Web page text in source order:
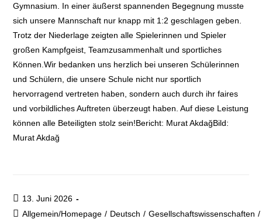
Gymnasium. In einer äußerst spannenden Begegnung musste
sich unsere Mannschaft nur knapp mit 1:2 geschlagen geben.
Trotz der Niederlage zeigten alle Spielerinnen und Spieler
großen Kampfgeist, Teamzusammenhalt und sportliches
Können.Wir bedanken uns herzlich bei unseren Schülerinnen
und Schülern, die unsere Schule nicht nur sportlich
hervorragend vertreten haben, sondern auch durch ihr faires
und vorbildliches Auftreten überzeugt haben. Auf diese Leistung
können alle Beteiligten stolz sein!Bericht: Murat AkdağBild:
Murat Akdağ
13. Juni 2026
Allgemein/Homepage / Deutsch / Gesellschaftswissenschaften /